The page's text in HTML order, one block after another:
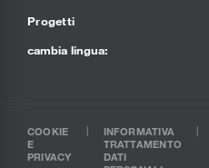
Progetti
cambia lingua:
COOKIE
E
PRIVACY
INFORMATIVA
TRATTAMENTO
DATI